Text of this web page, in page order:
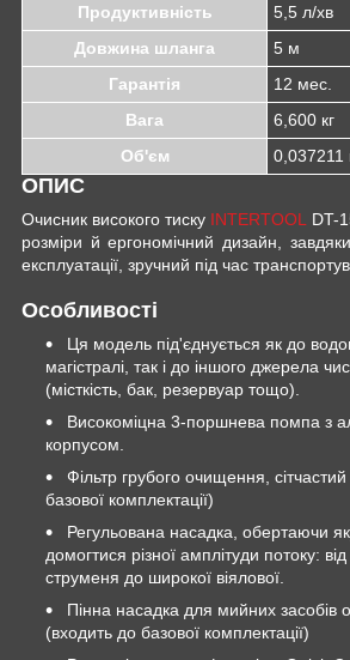
Продуктивність
5,5 л/хв
Довжина шланга
5 м
Гарантія
12 мес.
Вага
6,600 кг
Об'єм
0,037211
ОПИС
Очисник високого тиску INTERTOOL
DT-
розміри й ергономічний дизайн,
експлуатації, зручний під час
Особливості
Ця модель під'єднується як до
магістралі, так і до іншого джерела
(місткість, бак, резервуар тощо).
Високоміцна 3-поршнева помпа з
корпусом.
Фільтр грубого очищення,
базової комплектації)
Регульована насадка, обертаючи
домогтися різної амплітуди потоку:
струменя до широкої віялової.
Пінна насадка для мийних
(входить до базової комплектації)